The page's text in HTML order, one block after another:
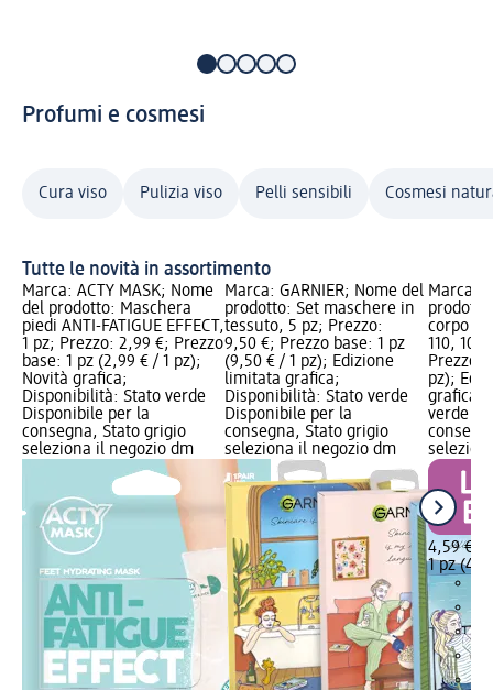
Profumi e cosmesi
Cura viso Pulizia viso Pelli sensibili Cosmesi
Tutte le novità in assortimento
Marca: ACTY MASK; Nome
del prodotto: Maschera
piedi ANTI-FATIGUE EFFECT,
1 pz; Prezzo: 2,99 €; Prezzo
base: 1 pz (2,99 € / 1 pz);
Novità grafica;
Disponibilità: Stato verde
Disponibile per la
consegna, Stato grigio
seleziona il negozio dm
Marca: GARNIER; Nome del
prodotto: Set maschere in
tessuto, 5 pz; Prezzo:
9,50 €; Prezzo base: 1 pz
(9,50 € / 1 pz); Edizione
limitata grafica;
Disponibilità: Stato verde
Disponibile per la
consegna, Stato grigio
seleziona il negozio dm
Marca:
corpo
110,
Prezzo
pz);
grafica;
verde
4,59 €
1 pz